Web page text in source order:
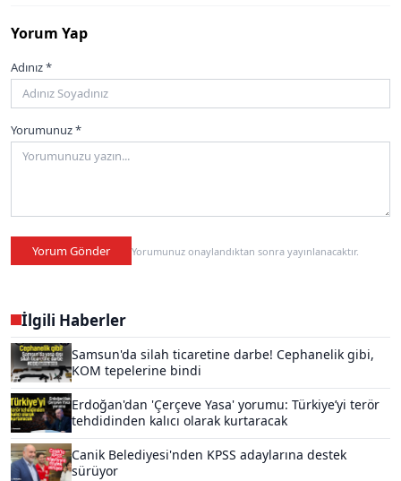
Yorum Yap
Adınız *
Yorumunuz *
Yorum Gönder Yorumunuz onaylandıktan sonra yayınlanacaktır.
İlgili Haberler
Samsun'da silah ticaretine darbe! Cephanelik gibi,
KOM tepelerine bindi
Erdoğan'dan 'Çerçeve Yasa' yorumu: Türkiye’yi terör
tehdidinden kalıcı olarak kurtaracak
Canik Belediyesi'nden KPSS adaylarına destek
sürüyor